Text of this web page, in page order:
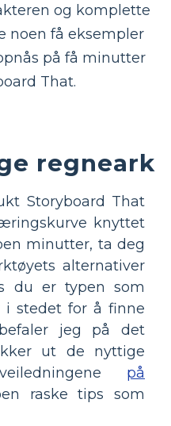
og komplette
noen få eksempler
på få minutter
That.
regneark
Storyboard That
knyttet
minutter, ta deg
alternativer
du er typen som
i stedet for å finne
jeg på det
ut de nyttige
på
raske tips som